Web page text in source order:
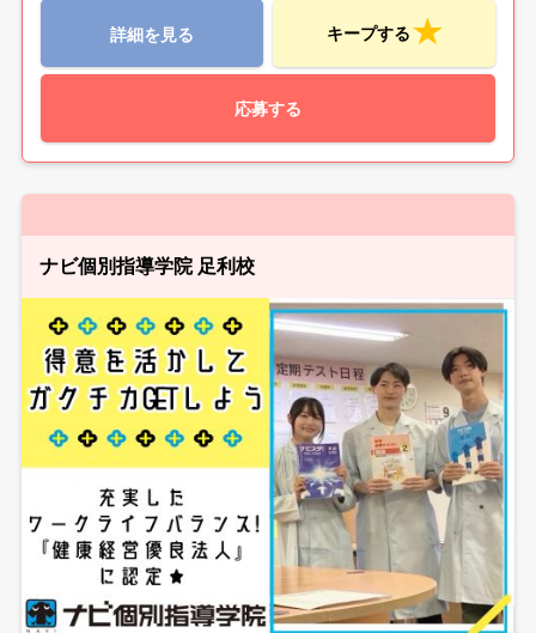
詳細を見る キープする
応募する
ナビ個別指導学院 足利校